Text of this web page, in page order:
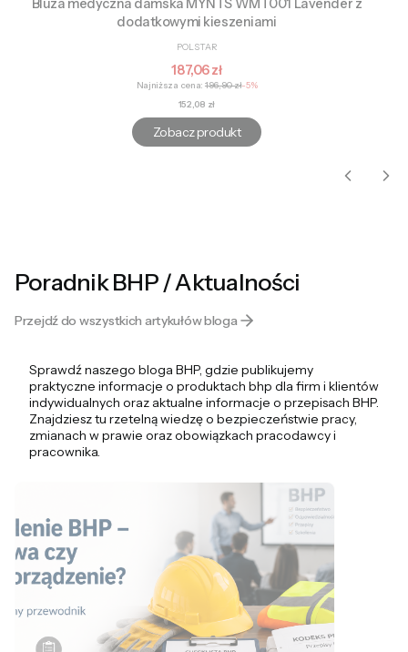
Bluza medyczna damska MYNTS WMT001 Lavender z
dodatkowymi kieszeniami
POLSTAR
Cena promocyjna
187,06 zł
Najniższa cena: 196,90 zł-5%
Cena
152,08 zł
Zobacz produkt
Poradnik BHP / Aktualności
Przejdź do wszystkich artykułów bloga
Sprawdź naszego bloga BHP, gdzie publikujemy
praktyczne informacje o produktach bhp dla firm i klientów
indywidualnych oraz aktualne informacje o przepisach BHP.
Znajdziesz tu rzetelną wiedzę o bezpieczeństwie pracy,
zmianach w prawie oraz obowiązkach pracodawcy i
pracownika.